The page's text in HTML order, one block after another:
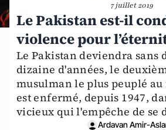
7 juillet 2019
Le Pakistan est-il
violence pour
Le Pakistan deviendra sans
dizaine d'années, le
musulman le plus peuplé
est enfermé, depuis 1947,
vicieux qui l'empêche de se
Ardavan Amir-